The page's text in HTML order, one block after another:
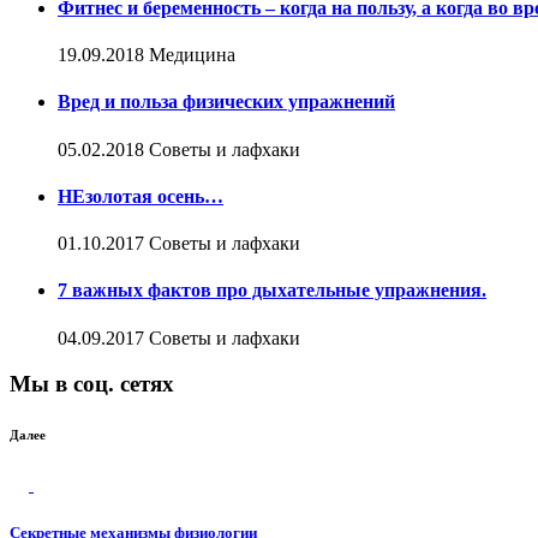
Фитнес и беременность – когда на пользу, а когда во
19.09.2018 Медицина
Вред и польза физических упражнений
05.02.2018 Советы и лафхаки
НЕзолотая осень…
01.10.2017 Советы и лафхаки
7 важных фактов про дыхательные упражнения.
04.09.2017 Советы и лафхаки
Мы в соц. сетях
Далее
Секретные механизмы физиологии